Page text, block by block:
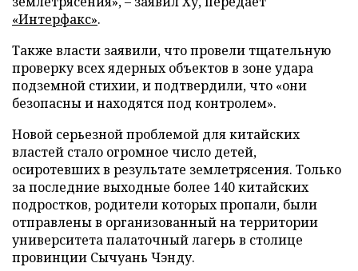
«Интерфакс».
Также власти заявили, что провели тщательную
проверку всех ядерных объектов в зоне удара
подземной стихии, и подтвердили, что «они
безопасны и находятся под контролем».
Новой серьезной проблемой для китайских
властей стало огромное число детей,
осиротевших в результате землетрясения. Только
за последние выходные более 140 китайских
подростков, родители которых пропали, были
отправлены в организованный на территории
университета палаточный лагерь в столице
провинции Сычуань Чэнду.